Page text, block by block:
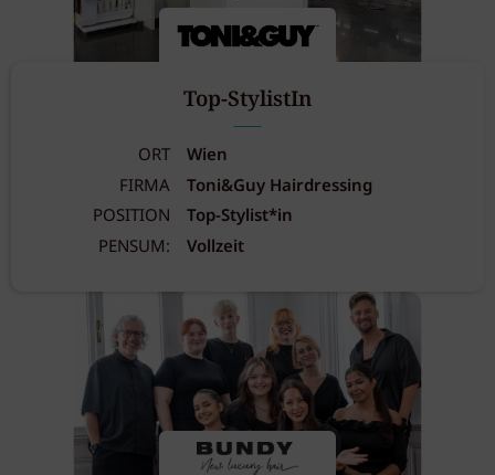
Top-StylistIn
ORT
Wien
FIRMA
Toni&Guy Hairdressing
POSITION
Top-Stylist*in
PENSUM:
Vollzeit